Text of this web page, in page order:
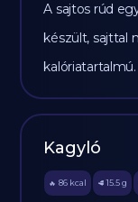
A sajtos rúd
készült, sajttal
kalóriatartalmú.
Kagyló
🔥 86 kcal 🥩 15.5 g